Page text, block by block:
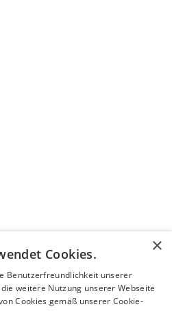
×
Cookies.
Benutzerfreundlichkeit unserer
weitere Nutzung unserer Webseite
Cookies gemäß unserer Cookie-